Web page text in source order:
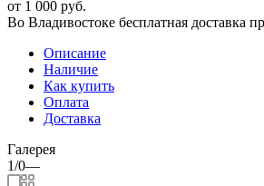
от 1 000 руб.
Во Владивостоке бесплатная доставка
Описание
Наличие
Как купить
Оплата
Доставка
Галерея
1/0—